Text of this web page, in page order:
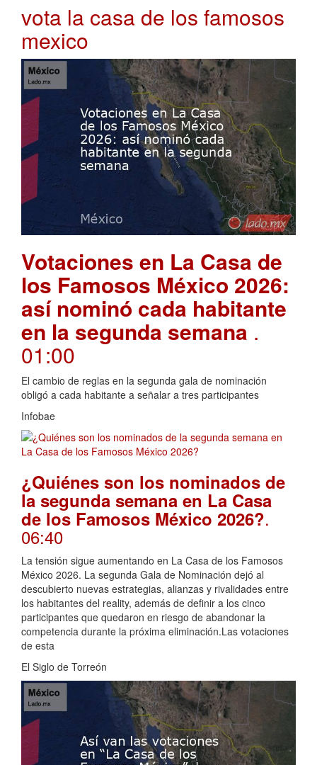
vota la casa de los famosos
mexico
Votaciones en La Casa de
los Famosos México 2026:
así nominó cada habitante
en la segunda semana .
01:00
El cambio de reglas en la segunda gala de nominación
obligó a cada habitante a señalar a tres participantes
Infobae
¿Quiénes son los nominados de
la segunda semana en La Casa
de los Famosos México 2026?.
06:40
La tensión sigue aumentando en La Casa de los Famosos
México 2026. La segunda Gala de Nominación dejó al
descubierto nuevas estrategias, alianzas y rivalidades entre
los habitantes del reality, además de definir a los cinco
participantes que quedaron en riesgo de abandonar la
competencia durante la próxima eliminación.Las votaciones
de esta
El Siglo de Torreón